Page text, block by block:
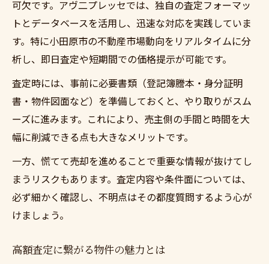
可欠です。アヴ二プレッセでは、独自の査定フォーマッ
トとデータベースを活用し、迅速な対応を実践していま
す。特に小田原市の不動産市場動向をリアルタイムに分
析し、即日査定や短期間での価格提示が可能です。
査定時には、事前に必要書類（登記簿謄本・身分証明
書・物件図面など）を準備しておくと、やり取りがスム
ーズに進みます。これにより、売主側の手間と時間を大
幅に削減できる点も大きなメリットです。
一方、慌てて売却を進めることで重要な情報が抜けてし
まうリスクもあります。査定内容や条件面については、
必ず細かく確認し、不明点はその都度質問するよう心が
けましょう。
高額査定に繋がる物件の魅力とは